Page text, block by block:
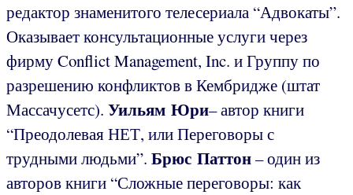
редактор знаменитого телесериала “Адвокаты”.
Оказывает консультационные услуги через
фирму Conflict Management, Inc. и Группу по
разрешению конфликтов в Кембридже (штат
Массачусетс). Уильям Юри– автор книги
“Преодолевая НЕТ, или Переговоры с
трудными людьми”. Брюс Паттон– один из
авторов книги “Сложные переговоры: как